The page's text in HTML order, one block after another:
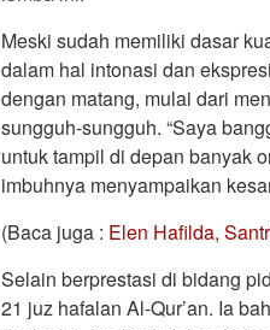
Meski sudah memiliki dasar
dalam hal intonasi dan
dengan matang, mulai dari
sungguh-sungguh. “Saya
untuk tampil di depan banyak
imbuhnya menyampaikan
(Baca juga : Elen Hafilda,
Selain berprestasi di bidang
21 juz hafalan Al-Qur’an. Ia